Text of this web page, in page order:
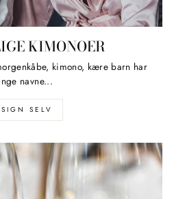
KIMONOER
kimono, kære barn har
navne...
SELV